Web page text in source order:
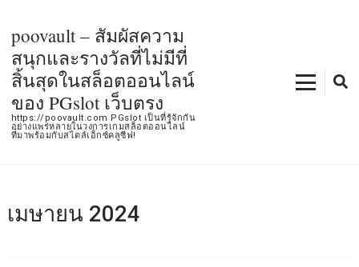
content
(Press
Enter)
poovault – สัมผัสความ
สนุกและรางวัลที่ไม่มีที่
สิ้นสุดในสล็อตออนไลน์
ของ PGslot เว็บตรง
https://poovault.com PGslot เป็นที่รู้จักกัน
อย่างแพร่หลายในวงการเกมสล็อตออนไลน์
ที่มาพร้อมกับสไตล์เอ็กซ์คลูซีฟ!
เมษายน 2024